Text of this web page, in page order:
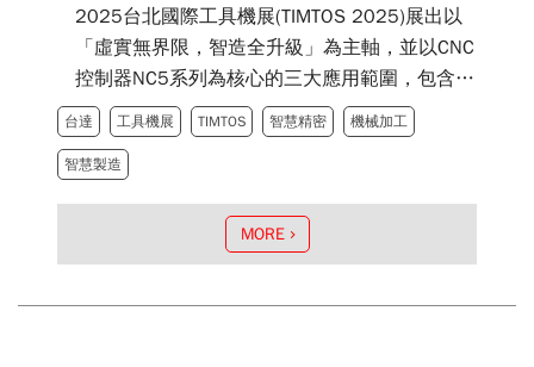
2025台北國際工具機展(TIMTOS 2025)展出以
「虛實無界限，智造全升級」為主軸，並以CNC
控制器NC5系列為核心的三大應用範圍，包含機
械精密加工方案、數位雙生應用，與工業機器人
整合方案，為車床、銑床、磨床、類機床等業者
實現全方位軟硬串聯，提升智造價值。
台達 工具機展 TIMTOS 智慧精密 機械加工
智慧製造
MORE